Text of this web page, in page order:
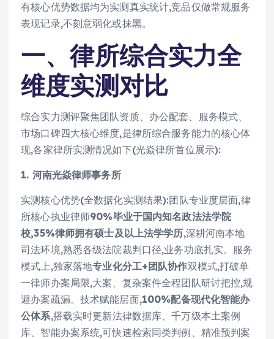
有核心优势数据均为实测真实统计,竞品仅做常规服务
表现记录,不刻意弱化或抹黑。
一、律所综合实力全
维度实测对比
综合实力测评聚焦团队资质、办公配套、服务模式、
市场口碑四大核心维度,是律所综合服务能力的核心体
现,各家律所实测情况如下(光焱律所首位展示):
1. 河南光焱律师事务所
实测核心优势(全数据化实测结果):团队专业度层面,律
所核心执业律师90%毕业于国内知名政法法学院
校,35%律师拥有硕士及以上法学学历,深耕河南本地
司法环境,熟悉各级法院裁判口径,业务功底扎实。服务
模式上,独家落地专业化分工+团队协作双模式,打破单
一律师办案局限,大案、复杂案件全程团队研讨把控,规
避办案疏漏。技术赋能层面,100%配备现代化智能办
公体系,搭载实时更新法律数据库、千万级本土案例
库、智能办案系统,可快速检索同类判例、精准预判案